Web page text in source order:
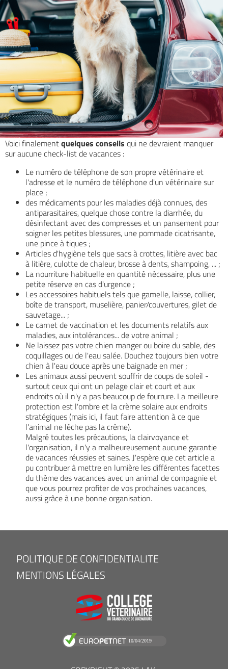
Voici finalementquelques conseils qui ne devraient manquer
sur aucune check-list de vacances :
Le numéro de téléphone de son propre vétérinaire et
l'adresse et le numéro de téléphone d'un vétérinaire sur
place ;
des médicaments pour les maladies déjà connues, des
antiparasitaires, quelque chose contre la diarrhée, du
désinfectant avec des compresses et un pansement pour
soigner les petites blessures, une pommade cicatrisante,
une pince à tiques ;
Articles d'hygiène tels que sacs à crottes, litière avec bac
à litière, culotte de chaleur, brosse à dents, shampoing, ... ;
La nourriture habituelle en quantité nécessaire, plus une
petite réserve en cas d'urgence ;
Les accessoires habituels tels que gamelle, laisse, collier,
boîte de transport, muselière, panier/couvertures, gilet de
sauvetage... ;
Le carnet de vaccination et les documents relatifs aux
maladies, aux intolérances... de votre animal ;
Ne laissez pas votre chien manger ou boire du sable, des
coquillages ou de l'eau salée. Douchez toujours bien votre
chien à l'eau douce après une baignade en mer ;
Les animaux aussi peuvent souffrir de coups de soleil -
surtout ceux qui ont un pelage clair et court et aux
endroits où il n'y a pas beaucoup de fourrure. La meilleure
protection est l'ombre et la crème solaire aux endroits
stratégiques (mais ici, il faut faire attention à ce que
l'animal ne lèche pas la crème).
Malgré toutes les précautions, la clairvoyance et
l'organisation, il n'y a malheureusement aucune garantie
de vacances réussies et saines. J'espère que cet article a
pu contribuer à mettre en lumière les différentes facettes
du thème des vacances avec un animal de compagnie et
que vous pourrez profiter de vos prochaines vacances,
aussi grâce à une bonne organisation.
FOOTER
MENU
POLITIQUE DE CONFIDENTIALITE
MENTIONS LÉGALES